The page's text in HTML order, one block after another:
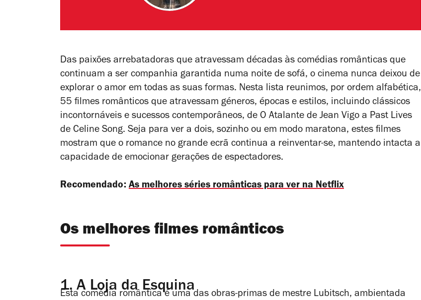
Das paixões arrebatadoras que atravessam décadas às comédias românticas que
continuam a ser companhia garantida numa noite de sofá, o cinema nunca deixou de
explorar o amor em todas as suas formas. Nesta lista reunimos, por ordem alfabética,
55 filmes românticos que atravessam géneros, épocas e estilos, incluindo clássicos
incontornáveis e sucessos contemporâneos, de O Atalante de Jean Vigo a Past Lives
de Celine Song. Seja para ver a dois, sozinho ou em modo maratona, estes filmes
mostram que o romance no grande ecrã continua a reinventar-se, mantendo intacta a
capacidade de emocionar gerações de espectadores.
Recomendado: As melhores séries românticas para ver naNetflix
Os melhores filmes românticos
1. A Loja da Esquina
Esta comédia romântica é uma das obras-primas de mestre Lubitsch, ambientada